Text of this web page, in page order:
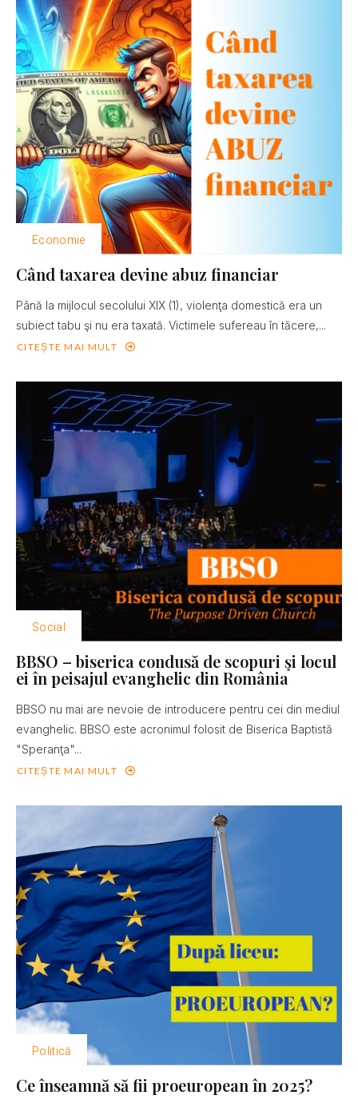
Economie
Când taxarea devine abuz financiar
Până la mijlocul secolului XIX (1), violenţa domestică era un
subiect tabu şi nu era taxată. Victimele sufereau în tăcere,...
CITEȘTE MAI MULT
Social
BBSO – biserica condusă de scopuri şi locul
ei în peisajul evanghelic din România
BBSO nu mai are nevoie de introducere pentru cei din mediul
evanghelic. BBSO este acronimul folosit de Biserica Baptistă
"Speranţa"...
CITEȘTE MAI MULT
Politică
Ce înseamnă să fii proeuropean în 2025?